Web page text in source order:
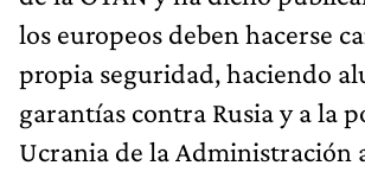
los europeos deben hacerse
propia seguridad, haciendo
garantías contra Rusia y a la
Ucrania de la Administración